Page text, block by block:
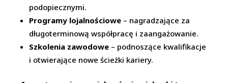
podopiecznymi.
Programy lojalnościowe – nagradzające za
długoterminową współpracę i zaangażowanie.
Szkolenia zawodowe – podnoszące kwalifikacje
i otwierające nowe ścieżki kariery.